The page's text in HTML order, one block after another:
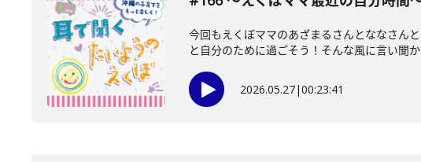
今回もえくぼママのあざまるさんとななさん
と自分のために過ごそう！そんな風に言い聞
2026.05.27|00:23:41